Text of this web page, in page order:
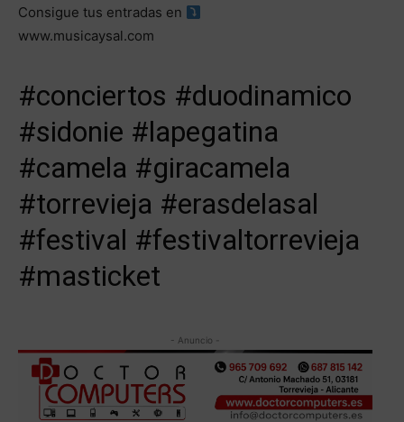
Consigue tus entradas en
www.musicaysal.com
#conciertos #duodinamico
#sidonie #lapegatina
#camela #giracamela
#torrevieja #erasdelasal
#festival #festivaltorrevieja
#masticket
- Anuncio -